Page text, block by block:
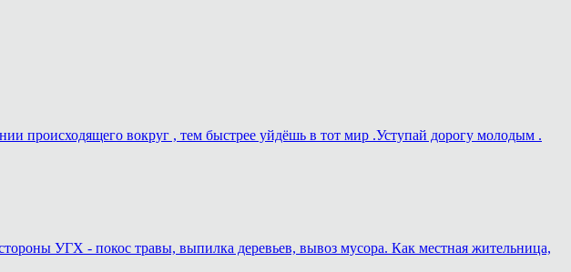
происходящего вокруг , тем быстрее уйдёшь в тот мир .Уступай дорогу молодым .
УГХ - покос травы, выпилка деревьев, вывоз мусора. Как местная жительница,